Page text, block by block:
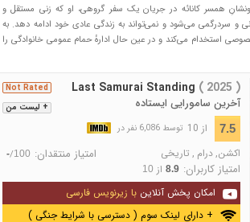
همسر کانائه در جریان یک سفر گروهی، او که زنی مستقل و
و سردرگمی می‌شود و نمی‌تواند به زندگی عادی خود ادامه دهد. به
استخدام می‌کند و در عین حال ادارهٔ حمام عمومی خانوادگی را
+ لیست من
Not Rated Last Samurai Standing ( 2025 )
آخرین سامورایی ایستاده
7.5 از 10 توسط 6,086 نفر در
اکشن,درام , تاریخی امتیاز منتقدان: -/100
امتیاز کاربران: 8.9از 10
امکان پخش آنلاین با زیرنویس فارسی
+ دارای لینک سوم ( دسترسی با شرایط جنگی )